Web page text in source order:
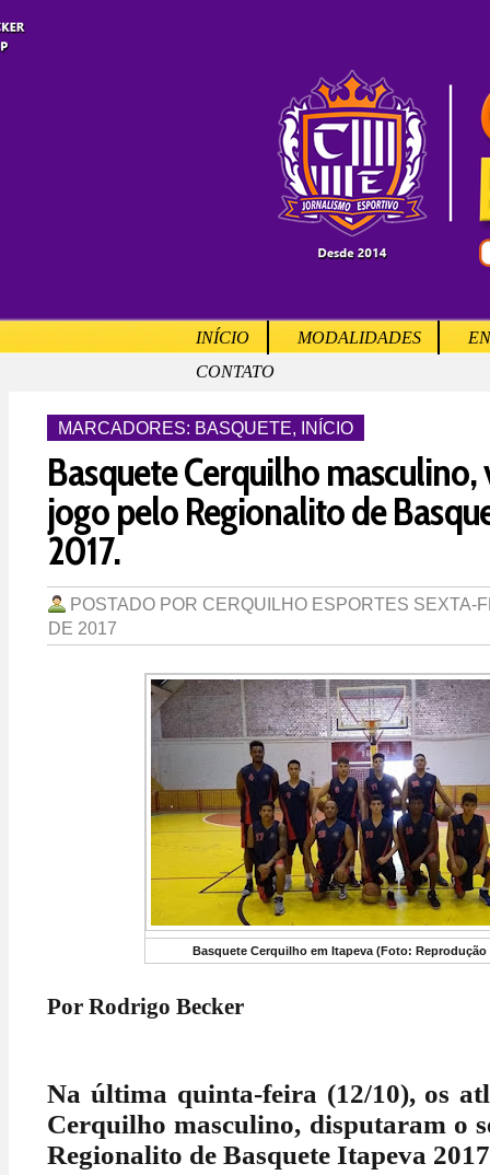
INÍCIO MODALIDADES
CONTATO
MARCADORES: BASQUETE, INÍCIO
Basquete Cerquilho masculino,
jogo pelo Regionalito de
2017.
POSTADO POR CERQUILHO ESPORTES SEXTA-
DE 2017
Basquete Cerquilho em Itapeva (Foto: Reprodução
Por Rodrigo Becker
Na última quinta-feira (12/10), os
Cerquilho masculino, disputaram o
Regionalito de Basquete Itapeva